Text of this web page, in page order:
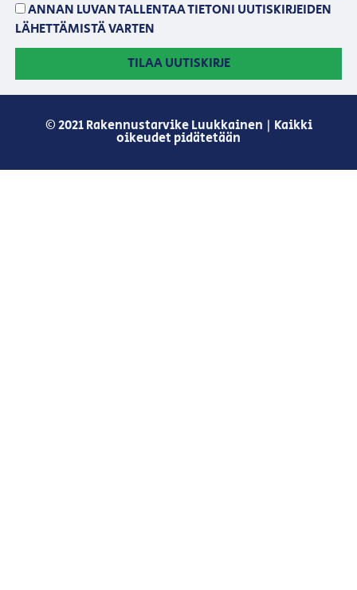
ANNAN LUVAN TALLENTAA TIETONI UUTISKIRJEIDEN
LÄHETTÄMISTÄ VARTEN
TILAA UUTISKIRJE
© 2021 Rakennustarvike Luukkainen | Kaikki
oikeudet pidätetään